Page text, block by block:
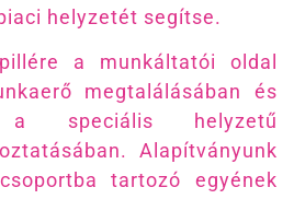
helyzetét segítse.
a munkáltatói oldal
megtalálásában és
a speciális helyzetű
Alapítványunk
tartozó egyének